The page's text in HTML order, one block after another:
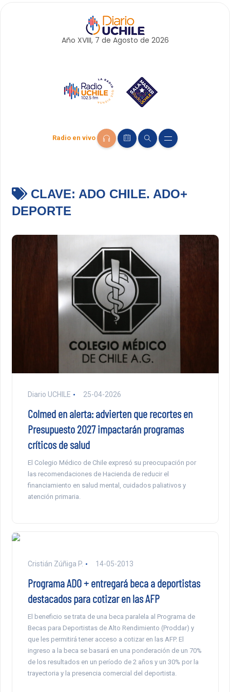
Año XVIII, 7 de Agosto de 2026
Radio en vivo
CLAVE: ADO CHILE. ADO+
DEPORTE
Diario UCHILE 25-04-2026
Colmed en alerta: advierten que recortes en
Presupuesto 2027 impactarán programas
críticos de salud
El Colegio Médico de Chile expresó su preocupación por
las recomendaciones de Hacienda de reducir el
financiamiento en salud mental, cuidados paliativos y
atención primaria.
Cristián Zúñiga P. 14-05-2013
Programa ADO + entregará beca a deportistas
destacados para cotizar en las AFP
El beneficio se trata de una beca paralela al Programa de
Becas para Deportistas de Alto Rendimiento (Proddar) y
que les permitirá tener acceso a cotizar en las AFP. El
ingreso a la beca se basará en una ponderación de un 70%
de los resultados en un período de 2 años y un 30% por la
trayectoria y la presencia comercial del deportista.